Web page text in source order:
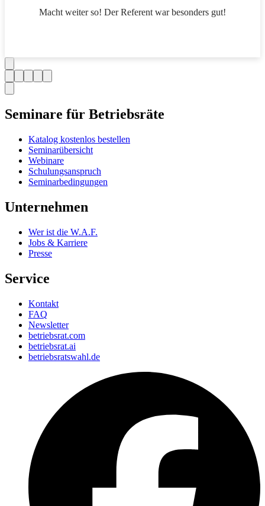
Macht weiter so! Der Referent war besonders gut!
Seminare für Betriebsräte
Katalog kostenlos bestellen
Seminarübersicht
Webinare
Schulungsanspruch
Seminarbedingungen
Unternehmen
Wer ist die W.A.F.
Jobs & Karriere
Presse
Service
Kontakt
FAQ
Newsletter
betriebsrat.com
betriebsrat.ai
betriebsratswahl.de